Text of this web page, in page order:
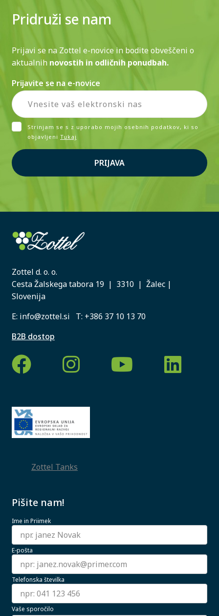
Pridruži se nam
Prijavi se na Zottel e-novice in bodite obveščeni o
aktualnih novostih in odličnih ponudbah.
Prijavite se na e-novice
Strinjam se s z uporabo mojih osebnih podatkov, ki so
objavljeni Tukaj
PRIJAVA
Zottel d. o. o.
Cesta Žalskega tabora 19 | 3310 | Žalec |
Slovenija
E: info@zottel.si T: +386 37 10 13 70
B2B dostop
Zottel Tanks
Pišite nam!
Ime in Priimek
E-pošta
Telefonska številka
Vaše sporočilo